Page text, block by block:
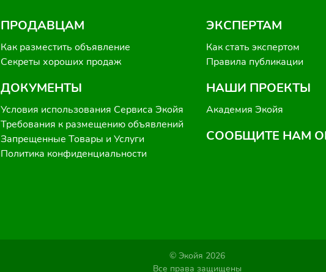
ПРОДАВЦАМ
Как разместить объявление
Секреты хороших продаж
ДОКУМЕНТЫ
Условия использования Сервиса Экойя
Требования к размещению объявлений
Запрещенные Товары и Услуги
Политика конфиденциальности
ЭКСПЕРТАМ
Как стать экспертом
Правила публикации
НАШИ ПРОЕКТЫ
Академия Экойя
СООБЩИТЕ НАМ
© Экойя 2026
Все права защищены